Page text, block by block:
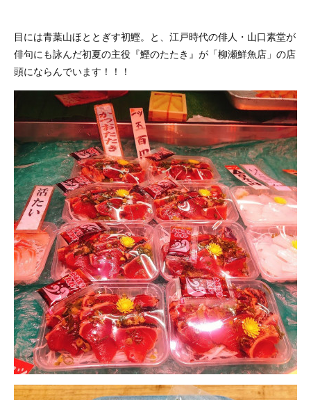
目には青葉山ほととぎす初鰹。と、江戸時代の俳人・山口素堂が
俳句にも詠んだ初夏の主役『鰹のたたき』が「柳瀬鮮魚店」の店
頭にならんでいます！！！